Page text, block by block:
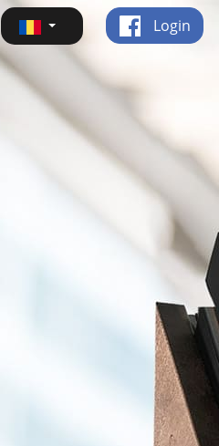
Login